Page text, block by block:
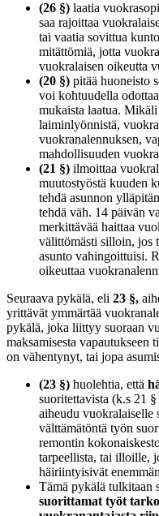
(26 §) laatia
saa rajoittaa
tai vaatia sovittua
mitättömiä, jotta
vuokralaisen oikeutta
(20 §) pitää huoneisto
voi kohtuudella
mukaista laatua.
laiminlyönnistä,
vuokranalennuksen,
mahdollisuuden
(21 §) ilmoittaa
muutostyöstä kuuden
tehdä asunnon
tehdä väh. 14 päivän
merkittävää haittaa
välittömästi silloin, jos
asunto vahingoittuisi.
oikeuttaa
Seuraava pykälä, eli 23 §,
yrittävät ymmärtää
pykälä, joka liittyy suoraan
maksamisesta vapautukseen
on vähentynyt, tai jopa
(23 §) huolehtia, että
suoritettavista (k.s 21
aiheudu vuokralaiselle
välttämätöntä työn
remontin
tarpeellista, tai illoille,
häiriintyisivät
Tämä pykälä tulkitaan
suorittamat työt